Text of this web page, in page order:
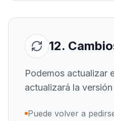
12.
Podemos actualizar
actualizará la versión
Puede volver a